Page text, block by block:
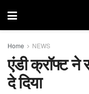
Home NEWS
एंडी क्रॉफ्ट ने
दे दिया